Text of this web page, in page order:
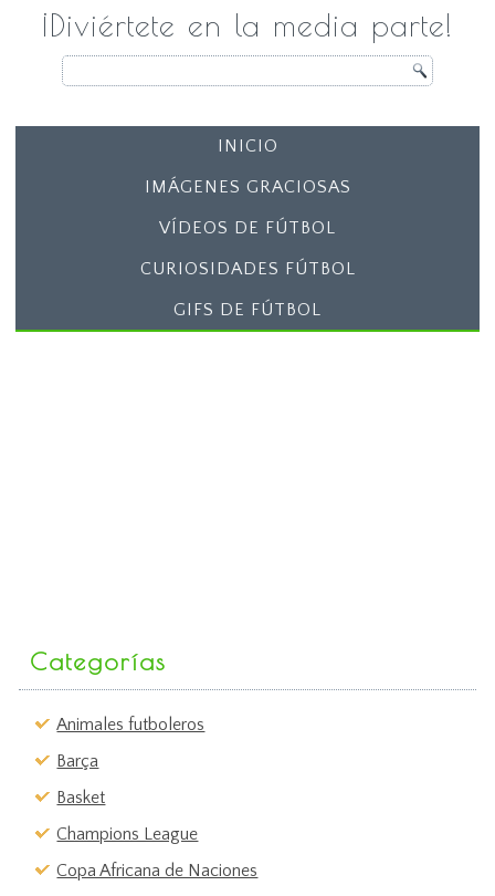
¡Diviértete en la media parte!
INICIO
IMÁGENES GRACIOSAS
VÍDEOS DE FÚTBOL
CURIOSIDADES FÚTBOL
GIFS DE FÚTBOL
Categorías
Animales futboleros
Barça
Basket
Champions League
Copa Africana de Naciones